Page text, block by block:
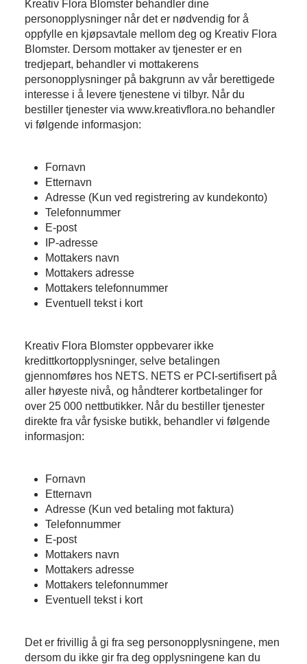
Kreativ Flora Blomster behandler dine
personopplysninger når det er nødvendig for å
oppfylle en kjøpsavtale mellom deg og Kreativ Flora
Blomster. Dersom mottaker av tjenester er en
tredjepart, behandler vi mottakerens
personopplysninger på bakgrunn av vår berettigede
interesse i å levere tjenestene vi tilbyr. Når du
bestiller tjenester via www.kreativflora.no behandler
vi følgende informasjon:
Fornavn
Etternavn
Adresse (Kun ved registrering av kundekonto)
Telefonnummer
E-post
IP-adresse
Mottakers navn
Mottakers adresse
Mottakers telefonnummer
Eventuell tekst i kort
Kreativ Flora Blomster oppbevarer ikke
kredittkortopplysninger, selve betalingen
gjennomføres hos NETS. NETS er PCI-sertifisert på
aller høyeste nivå, og håndterer kortbetalinger for
over 25 000 nettbutikker. Når du bestiller tjenester
direkte fra vår fysiske butikk, behandler vi følgende
informasjon:
Fornavn
Etternavn
Adresse (Kun ved betaling mot faktura)
Telefonnummer
E-post
Mottakers navn
Mottakers adresse
Mottakers telefonnummer
Eventuell tekst i kort
Det er frivillig å gi fra seg personopplysningene, men
dersom du ikke gir fra deg opplysningene kan du